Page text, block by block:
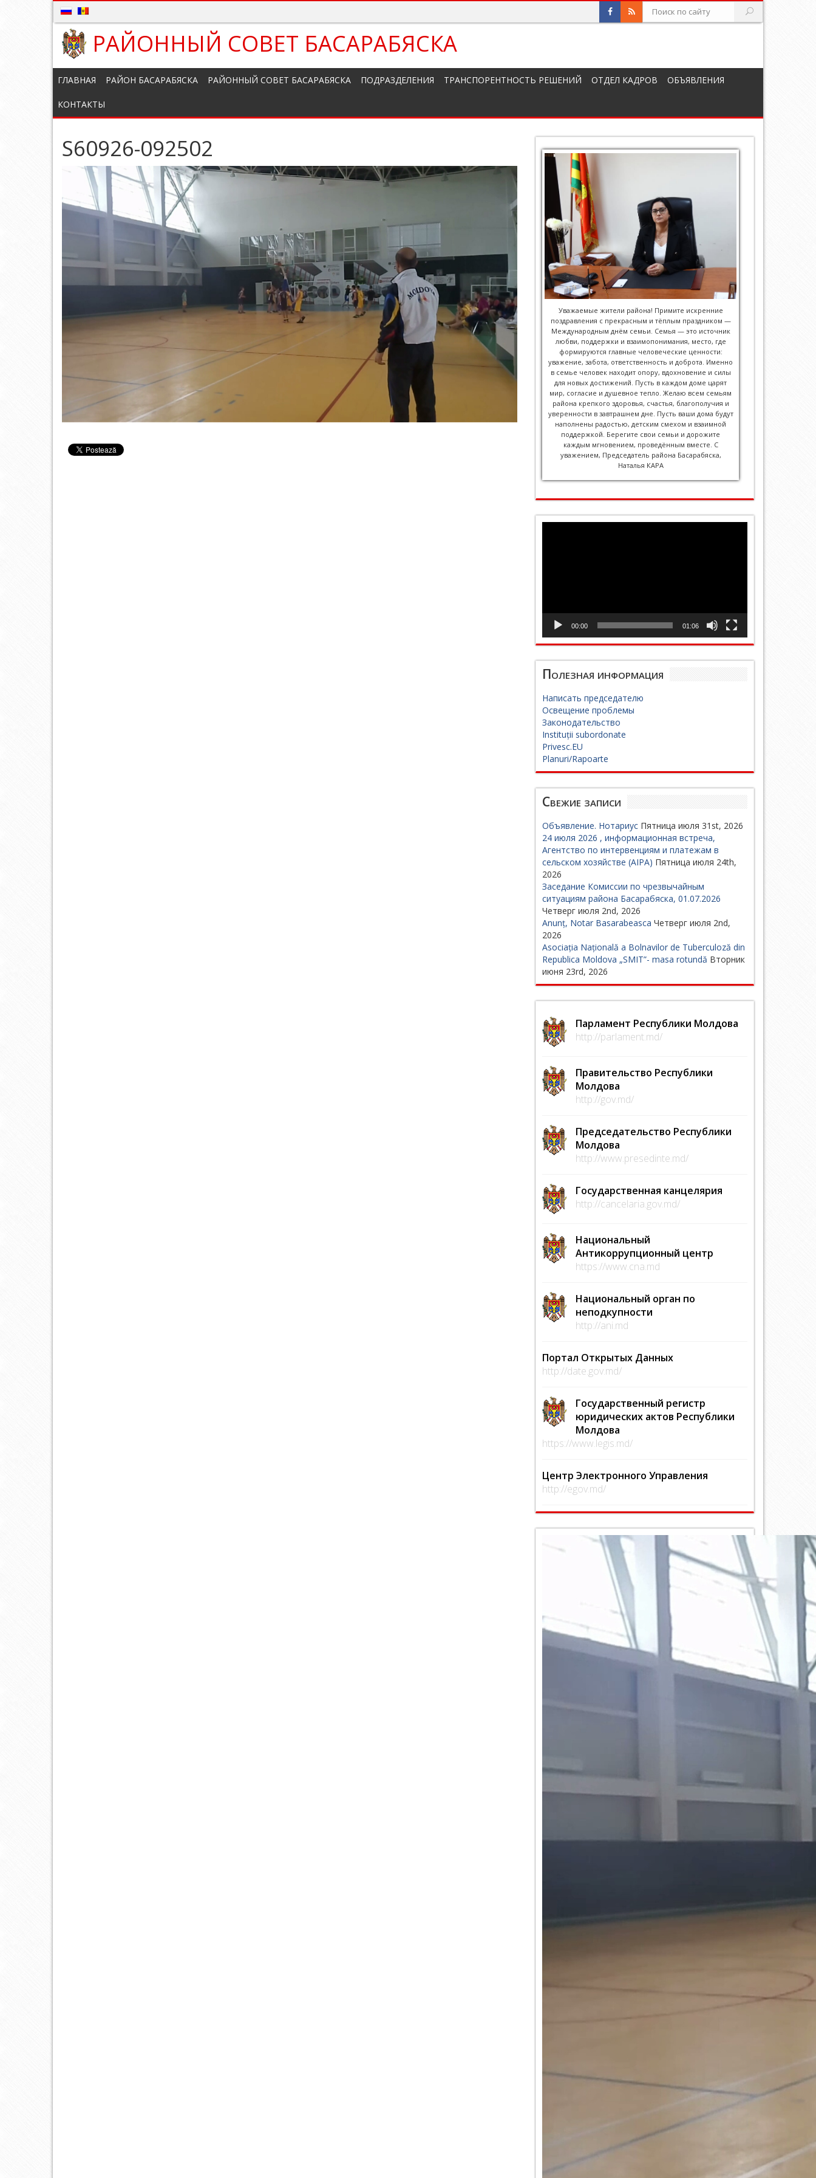
РАЙОННЫЙ СОВЕТ БАСАРАБЯСКА
ГЛАВНАЯ РАЙОН БАСАРАБЯСКА РАЙОННЫЙ СОВЕТ БАСАРАБЯСКА ПОДРАЗДЕЛЕНИЯ ТРАНСПОРЕНТНОСТЬ РЕШЕНИЙ ОТДЕЛ КАДРОВ ОБЪЯВЛЕНИЯ
КОНТАКТЫ
S60926-092502
Уважаемые жители района! Примите искренние
поздравления с прекрасным и тёплым праздником —
Международным днём семьи. Семья — это источник
любви, поддержки и взаимопонимания, место, где
формируются главные человеческие ценности:
уважение, забота, ответственность и доброта. Именно
в семье человек находит опору, вдохновение и силы
для новых достижений. Пусть в каждом доме царят
мир, согласие и душевное тепло. Желаю всем семьям
района крепкого здоровья, счастья, благополучия и
уверенности в завтрашнем дне. Пусть ваши дома будут
наполнены радостью, детским смехом и взаимной
поддержкой. Берегите свои семьи и дорожите
каждым мгновением, проведённым вместе. С
уважением, Председатель района Басарабяска,
Наталья КАРА
00:00 01:06
Полезная информация
Написать председателю
Освещение проблемы
Законодательство
Instituții subordonate
Privesc.EU
Planuri/Rapoarte
Свежие записи
Объявление. Нотариус Пятница июля 31st, 2026
24 июля 2026 , информационная встреча,
Агентство по интервенциям и платежам в
сельском хозяйстве (AIPA) Пятница июля 24th,
2026
Заседание Комиссии по чрезвычайным
ситуациям района Басарабяска, 01.07.2026
Четверг июля 2nd, 2026
Anunț, Notar Basarabeasca Четверг июля 2nd,
2026
Asociația Națională a Bolnavilor de Tuberculoză din
Republica Moldova „SMIT”- masa rotundă Вторник
июня 23rd, 2026
Парламент Республики Молдова
http://parlament.md/
Правительство Республики
Молдова
http://gov.md/
Председательство Республики
Молдова
http://www.presedinte.md/
Государственная канцелярия
http://cancelaria.gov.md/
Национальный
Антикоррупционный центр
https://www.cna.md
Национальный орган по
неподкупности
http://ani.md
Портал Открытых Данных
http://date.gov.md/
Государственный регистр
юридических актов Республики
Молдова
https://www.legis.md/
Центр Электронного Управления
http://egov.md/